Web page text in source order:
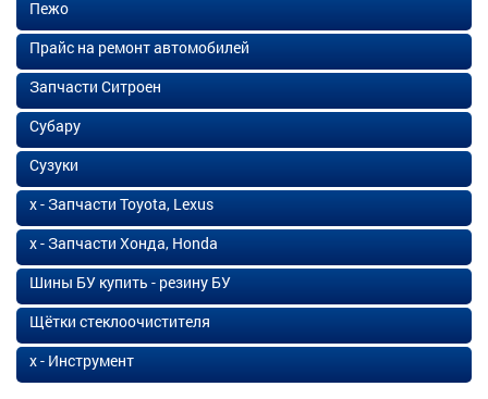
Пежо
Прайс на ремонт автомобилей
Запчасти Ситроен
Субару
Сузуки
х - Запчасти Toyota, Lexus
х - Запчасти Хонда, Honda
Шины БУ купить - резину БУ
Щётки стеклоочистителя
х - Инструмент